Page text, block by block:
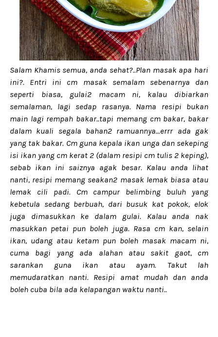
Salam Khamis semua, anda sehat?..Plan masak apa hari
ini?. Entri ini cm masak semalam sebenarnya dan
seperti biasa, gulai2 macam ni, kalau dibiarkan
semalaman, lagi sedap rasanya. Nama resipi bukan
main lagi rempah bakar..tapi memang cm bakar, bakar
dalam kuali segala bahan2 ramuannya...errr ada gak
yang tak bakar. Cm guna kepala ikan unga dan sekeping
isi ikan yang cm kerat 2 (dalam resipi cm tulis 2 keping),
sebab ikan ini saiznya agak besar. Kalau anda lihat
nanti, resipi memang seakan2 masak lemak biasa atau
lemak cili padi. Cm campur belimbing buluh yang
kebetula sedang berbuah, dari busuk kat pokok, elok
juga dimasukkan ke dalam gulai. Kalau anda nak
masukkan petai pun boleh juga. Rasa cm kan, selain
ikan, udang atau ketam pun boleh masak macam ni,
cuma bagi yang ada alahan atau sakit gaot, cm
sarankan guna ikan atau ayam. Takut lah
memudaratkan nanti. Resipi amat mudah dan anda
boleh cuba bila ada kelapangan waktu nanti..